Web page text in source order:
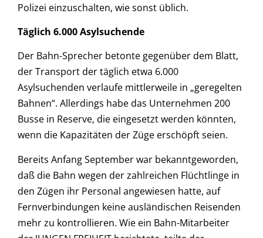
Polizei einzuschalten, wie sonst üblich.
Täglich 6.000 Asylsuchende
Der Bahn-Sprecher betonte gegenüber dem Blatt,
der Transport der täglich etwa 6.000
Asylsuchenden verlaufe mittlerweile in „geregelten
Bahnen“. Allerdings habe das Unternehmen 200
Busse in Reserve, die eingesetzt werden könnten,
wenn die Kapazitäten der Züge erschöpft seien.
Bereits Anfang September war bekanntgeworden,
daß die Bahn wegen der zahlreichen Flüchtlinge in
den Zügen ihr Personal angewiesen hatte, auf
Fernverbindungen keine ausländischen Reisenden
mehr zu kontrollieren. Wie ein Bahn-Mitarbeiter